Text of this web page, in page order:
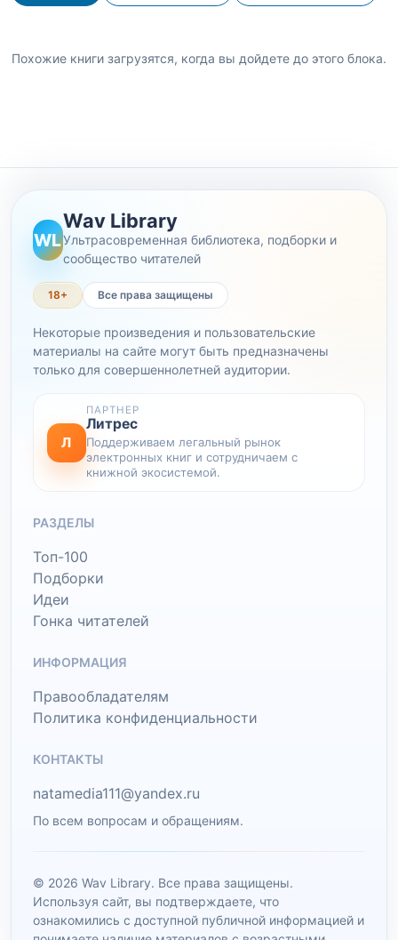
Похожие книги загрузятся, когда вы дойдете до этого блока.
WL
Wav Library
Ультрасовременная библиотека, подборки и
сообщество читателей
18+ Все права защищены
Некоторые произведения и пользовательские
материалы на сайте могут быть предназначены
только для совершеннолетней аудитории.
Л
ПАРТНЕР
Литрес
Поддерживаем легальный рынок
электронных книг и сотрудничаем с
книжной экосистемой.
РАЗДЕЛЫ
Топ-100
Подборки
Идеи
Гонка читателей
ИНФОРМАЦИЯ
Правообладателям
Политика конфиденциальности
КОНТАКТЫ
natamedia111@yandex.ru
По всем вопросам и обращениям.
© 2026 Wav Library. Все права защищены.
Используя сайт, вы подтверждаете, что
ознакомились с доступной публичной информацией и